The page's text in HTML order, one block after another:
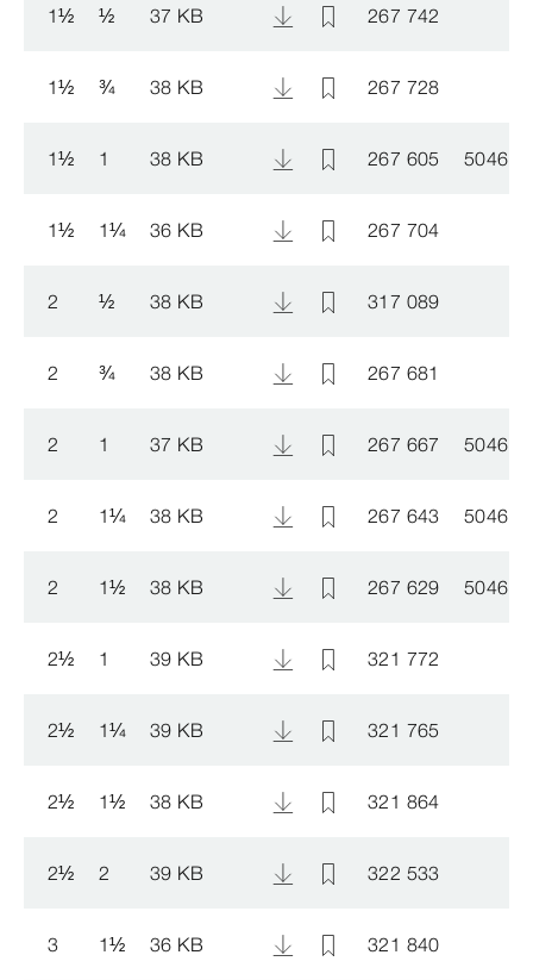
1½ ½ 37 KB 267 742
1½ ¾ 38 KB 267 728
1½ 1 38 KB 267 605
1½ 1¼ 36 KB 267 704
2 ½ 38 KB 317 089
2 ¾ 38 KB 267 681
2 1 37 KB 267 667
2 1¼ 38 KB 267 643
2 1½ 38 KB 267 629
2½ 1 39 KB 321 772
2½ 1¼ 39 KB 321 765
2½ 1½ 38 KB 321 864
2½ 2 39 KB 322 533
3 1½ 36 KB 321 840